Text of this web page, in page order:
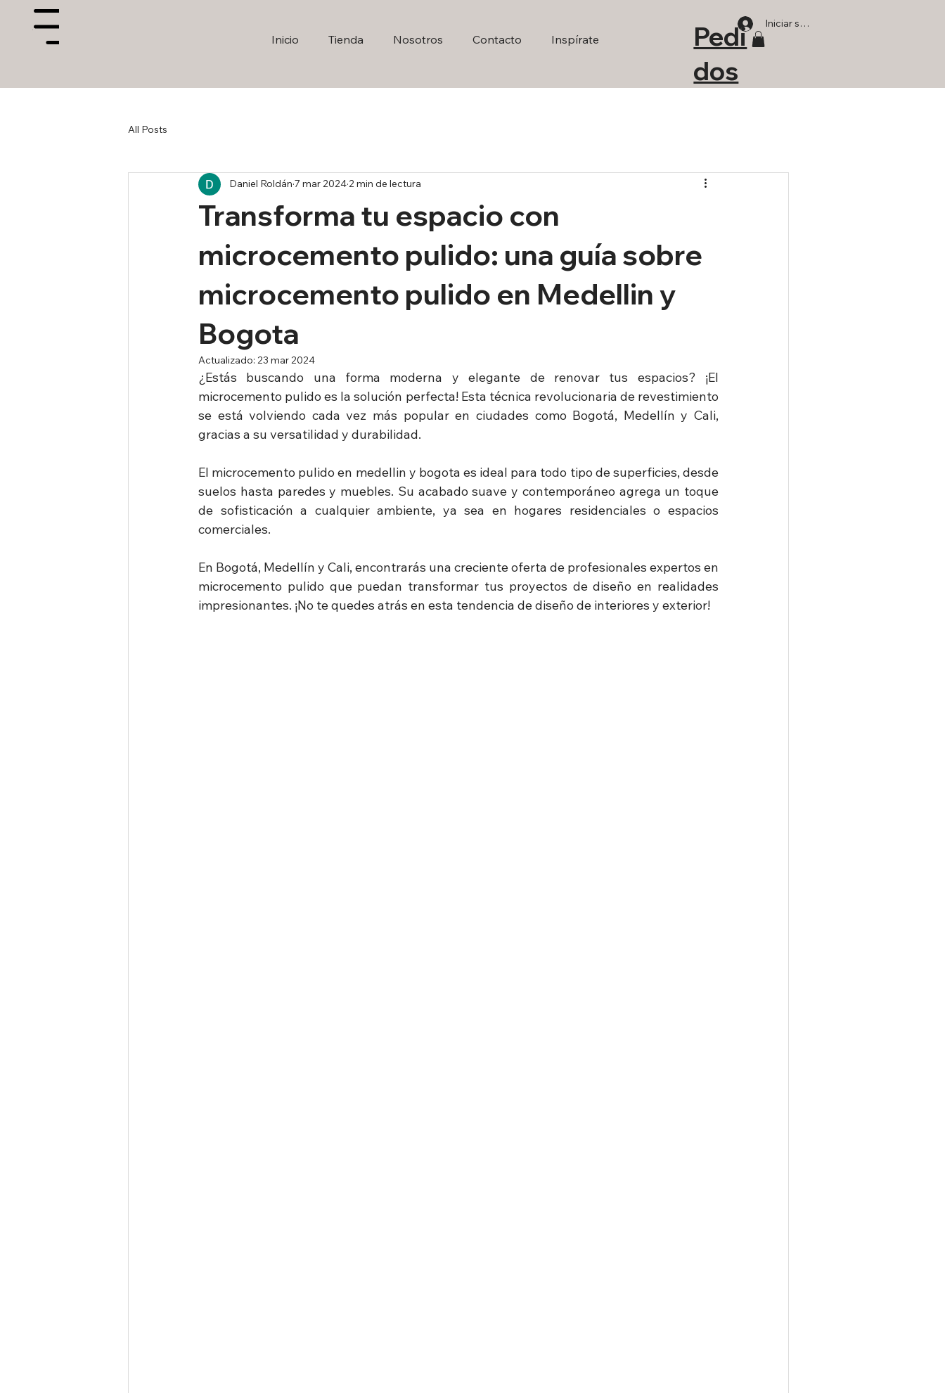
Menu
Inicio Tienda Nosotros Contacto Inspírate
Pedi
dos
Iniciar sesión
All Posts
Transforma tu espacio con
microcemento pulido: una guía sobre
microcemento pulido en Medellin y
Bogota
Daniel Roldán 7 mar 20242 min de lectura
Actualizado: 23 mar 2024
¿Estás buscando una forma moderna y elegante de renovar tus espacios? ¡El
microcemento pulido es la solución perfecta! Esta técnica revolucionaria de revestimiento
se está volviendo cada vez más popular en ciudades como Bogotá, Medellín y Cali,
gracias a su versatilidad y durabilidad.
El microcemento pulido en medellin y bogota es ideal para todo tipo de superficies, desde
suelos hasta paredes y muebles. Su acabado suave y contemporáneo agrega un toque
de sofisticación a cualquier ambiente, ya sea en hogares residenciales o espacios
comerciales.
En Bogotá, Medellín y Cali, encontrarás una creciente oferta de profesionales expertos en
microcemento pulido que puedan transformar tus proyectos de diseño en realidades
impresionantes. ¡No te quedes atrás en esta tendencia de diseño de interiores y exterior!